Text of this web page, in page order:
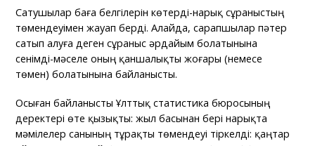
Сатушылар баға белгілерін көтерді-нарық сұраныстың
төмендеуімен жауап берді. Алайда, сарапшылар пәтер
сатып алуға деген сұраныс әрдайым болатынына
сенімді-мәселе оның қаншалықты жоғары (немесе
төмен) болатынына байланысты.
Осыған байланысты Ұлттық статистика бюросының
деректері өте қызықты: жыл басынан бері нарықта
мәмілелер санының тұрақты төмендеуі тіркелді: қаңтар